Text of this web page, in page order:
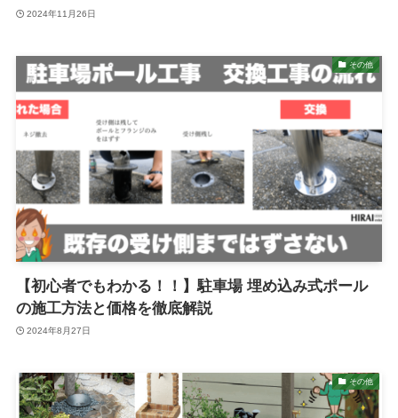
2024年11月26日
その他
【初心者でもわかる！！】駐車場 埋め込み式ポール
の施工方法と価格を徹底解説
2024年8月27日
その他